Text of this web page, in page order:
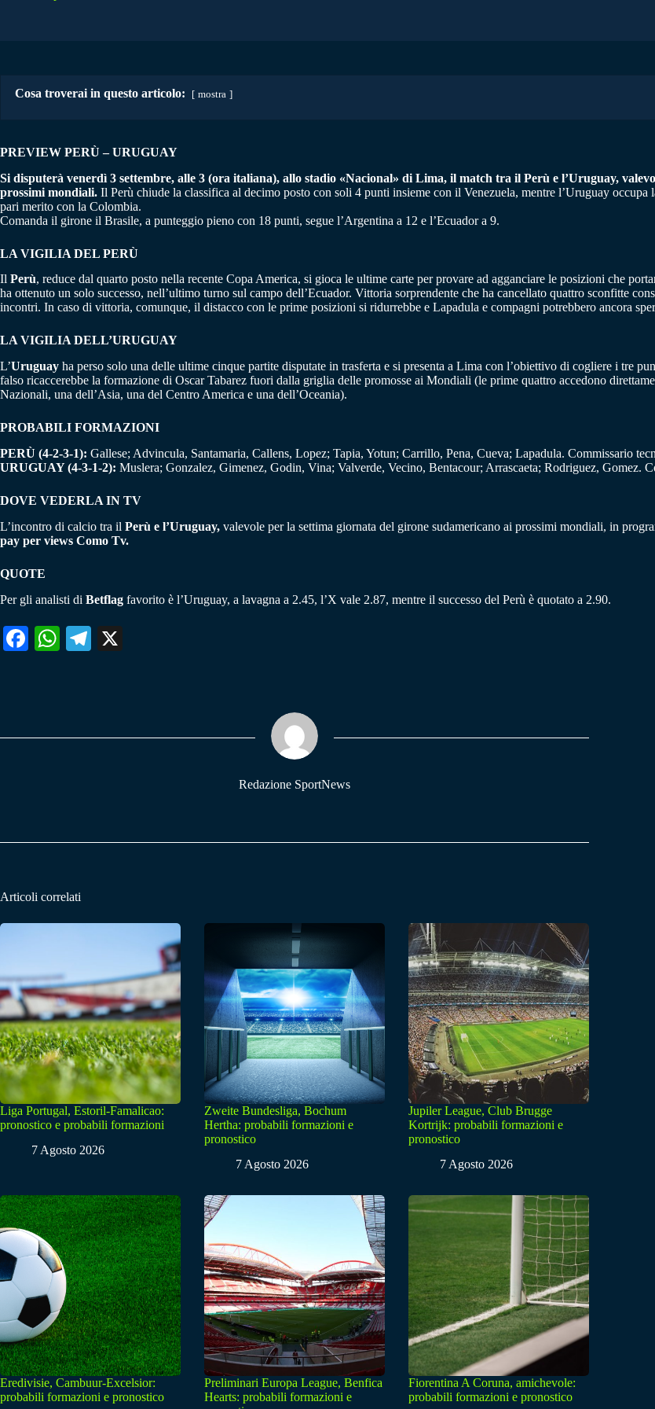
Cosa troverai in questo articolo: mostra
PREVIEW PERÙ – URUGUAY
Si disputerà venerdì 3 settembre, alle 3 (ora italiana), allo stadio «Nacional» di Lima, il match tra il Perù e l’Uruguay,
prossimi mondiali. Il Perù chiude la classifica al decimo posto con soli 4 punti insieme con il Venezuela, mentre l’Uruguay
pari merito con la Colombia.
Comanda il girone il Brasile, a punteggio pieno con 18 punti, segue l’Argentina a 12 e l’Ecuador a 9.
LA VIGILIA DEL PERÙ
Il Perù, reduce dal quarto posto nella recente Copa America, si gioca le ultime carte per provare ad agganciare le posizioni che
ha ottenuto un solo successo, nell’ultimo turno sul campo dell’Ecuador. Vittoria sorprendente che ha cancellato quattro sconfitte
incontri. In caso di vittoria, comunque, il distacco con le prime posizioni si ridurrebbe e Lapadula e compagni potrebbero ancora
LA VIGILIA DELL’URUGUAY
L’Uruguay ha perso solo una delle ultime cinque partite disputate in trasferta e si presenta a Lima con l’obiettivo di cogliere i tre
falso ricaccerebbe la formazione di Oscar Tabarez fuori dalla griglia delle promosse ai Mondiali (le prime quattro accedono
Nazionali, una dell’Asia, una del Centro America e una dell’Oceania).
PROBABILI FORMAZIONI
PERÙ (4-2-3-1): Gallese; Advincula, Santamaria, Callens, Lopez; Tapia, Yotun; Carrillo, Pena, Cueva; Lapadula. Commissario
URUGUAY (4-3-1-2): Muslera; Gonzalez, Gimenez, Godin, Vina; Valverde, Vecino, Bentacour; Arrascaeta; Rodriguez, Gomez.
DOVE VEDERLA IN TV
L’incontro di calcio tra il Perù e l’Uruguay, valevole per la settima giornata del girone sudamericano ai prossimi mondiali, in
pay per views Como Tv.
QUOTE
Per gli analisti di Betflag favorito è l’Uruguay, a lavagna a 2.45, l’X vale 2.87, mentre il successo del Perù è quotato a 2.90.
Fa W
pp
Te
m
Redazione SportNews
Articoli correlati
Liga Portugal, Estoril-Famalicao:
pronostico e probabili formazioni
7 Agosto 2026
Zweite Bundesliga, Bochum
Hertha: probabili formazioni e
pronostico
7 Agosto 2026
Jupiler League, Club Brugge
Kortrijk: probabili formazioni e
pronostico
7 Agosto 2026
Eredivisie, Cambuur-Excelsior:
probabili formazioni e pronostico
Preliminari Europa League, Benfica
Hearts: probabili formazioni e
Fiorentina A Coruna, amichevole:
probabili formazioni e pronostico